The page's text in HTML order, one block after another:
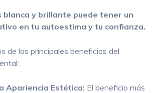
blanca y brillante puede tener un
en tu autoestima y tu confianza.
de los principales beneficios del
Apariencia Estética: El beneficio más